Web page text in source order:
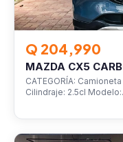
Q 204,990
MAZDA CX5
CATEGORÍA:
Cilindraje: 2.5cl